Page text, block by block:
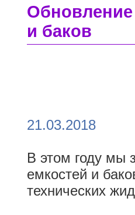
Обновление
и баков
21.03.2018
В этом году мы
емкостей и
технических